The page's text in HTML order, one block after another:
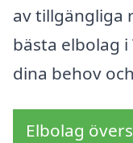
av tillgängliga
bästa elbolag
dina behov
Elbolag